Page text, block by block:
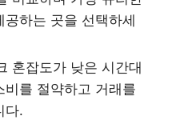
하는 곳을 선택하세
혼잡도가 낮은 시간대
를 절약하고 거래를
다.